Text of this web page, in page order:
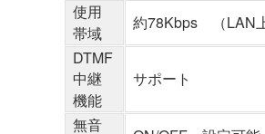
使用
帯域
約78Kbps （LAN
DTMF
中継
機能
サポート
無音